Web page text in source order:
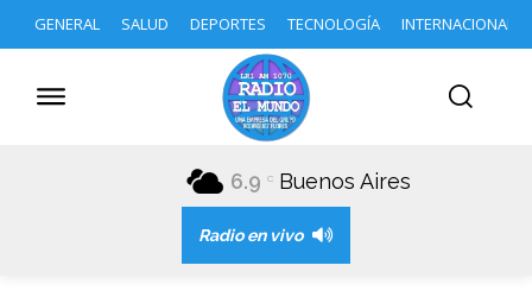
GENERAL SALUD DEPORTES TECNOLOGÍA INTERNACIONAL
6.9 C Buenos Aires
Radio en vivo